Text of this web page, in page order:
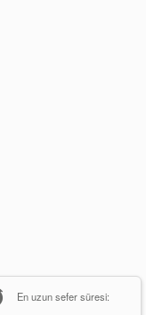
En uzun sefer süresi: